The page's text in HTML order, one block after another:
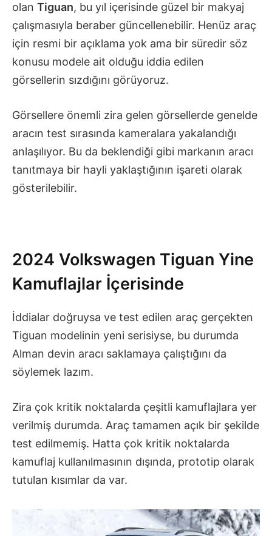
olan Tiguan, bu yıl içerisinde güzel bir makyaj
çalışmasıyla beraber güncellenebilir. Henüz araç
için resmi bir açıklama yok ama bir süredir söz
konusu modele ait olduğu iddia edilen
görsellerin sızdığını görüyoruz.
Görsellere önemli zira gelen görsellerde genelde
aracın test sırasında kameralara yakalandığı
anlaşılıyor. Bu da beklendiği gibi markanın aracı
tanıtmaya bir hayli yaklaştığının işareti olarak
gösterilebilir.
2024 Volkswagen Tiguan Yine
Kamuflajlar İçerisinde
İddialar doğruysa ve test edilen araç gerçekten
Tiguan modelinin yeni serisiyse, bu durumda
Alman devin aracı saklamaya çalıştığını da
söylemek lazım.
Zira çok kritik noktalarda çeşitli kamuflajlara yer
verilmiş durumda. Araç tamamen açık bir şekilde
test edilmemiş. Hatta çok kritik noktalarda
kamuflaj kullanılmasının dışında, prototip olarak
tutulan kısımlar da var.